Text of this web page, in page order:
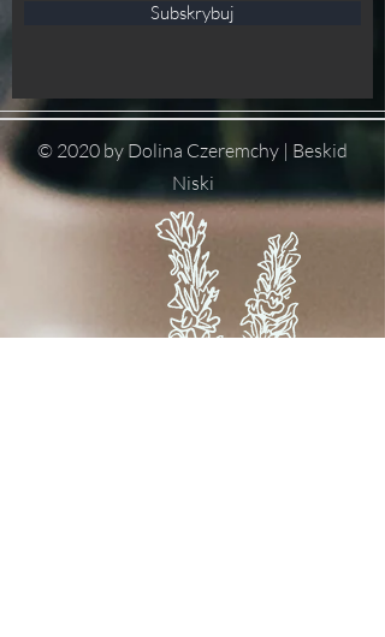
Subskrybuj
© 2020 by Dolina Czeremchy | Beskid
Niski